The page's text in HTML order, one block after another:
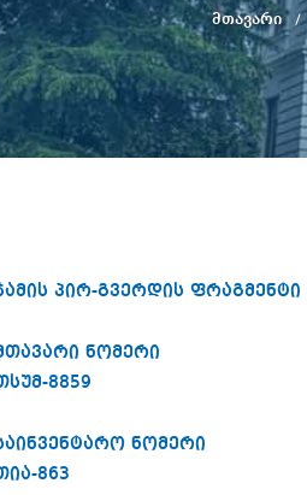
მთავარი
პირ-გვერდის ფრაგმენტი
ნომერი
8859
ნომერი
863